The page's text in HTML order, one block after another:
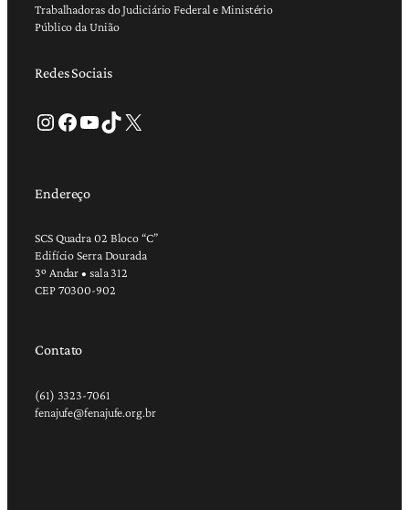
Trabalhadoras do Judiciário Federal e Ministério
Público da União
Redes Sociais
Instagram Facebook Youtube TikTok X
Endereço
SCS Quadra 02 Bloco “C”
Edifício Serra Dourada
3º Andar • sala 312
CEP 70300-902
Contato
(61) 3323-7061
fenajufe@fenajufe.org.br